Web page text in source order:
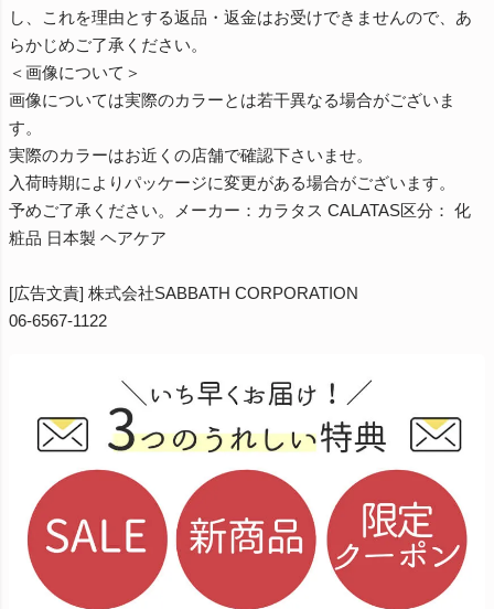
し、これを理由とする返品・返金はお受けできませんので、あ
らかじめご了承ください。
＜画像について＞
画像については実際のカラーとは若干異なる場合がございま
す。
実際のカラーはお近くの店舗で確認下さいませ。
入荷時期によりパッケージに変更がある場合がございます。
予めご了承ください。メーカー：カラタス CALATAS区分： 化
粧品 日本製 ヘアケア
[広告文責] 株式会社SABBATH CORPORATION
06-6567-1122